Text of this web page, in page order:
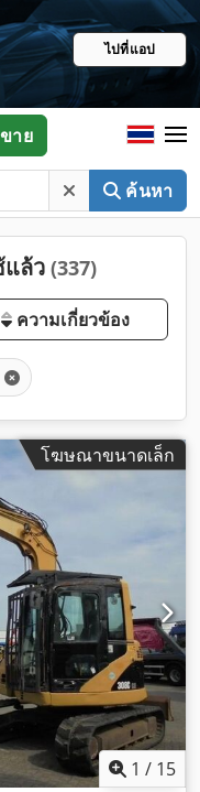
ไปที่แอป
ค้นหา
ขาย
ล้ว (337)
ความเกี่ยวข้อง
โฆษณาขนาดเล็ก
1 / 15